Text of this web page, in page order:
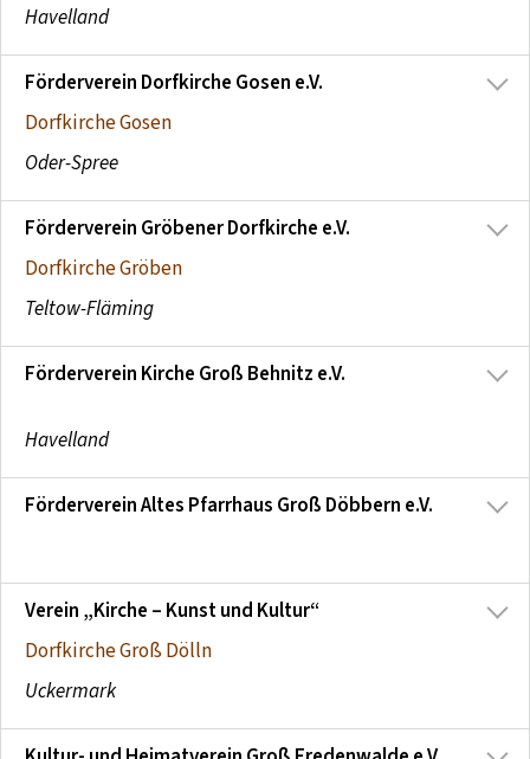
Havelland
Förderverein Dorfkirche Gosen e.V.
Dorfkirche Gosen
Oder-Spree
Förderverein Gröbener Dorfkirche e.V.
Dorfkirche Gröben
Teltow-Fläming
Förderverein Kirche Groß Behnitz e.V.
Havelland
Förderverein Altes Pfarrhaus Groß Döbbern e.V.
Verein „Kirche – Kunst und Kultur“
Dorfkirche Groß Dölln
Uckermark